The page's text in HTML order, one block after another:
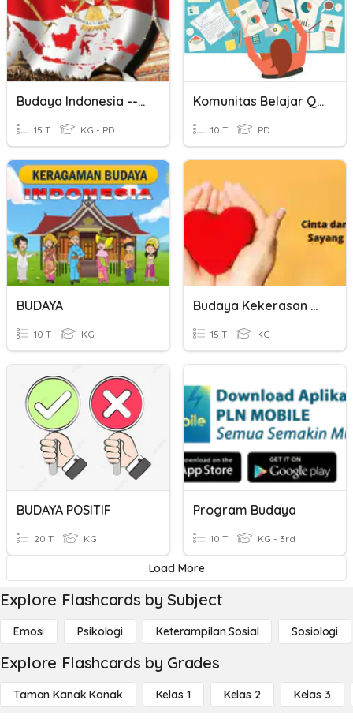
Budaya Indonesia --- Indonesian Culture
15 T KG - PD
Komunitas Belajar Quiz
10 T PD
BUDAYA
10 T KG
Budaya Kekerasan VS Budaya Kasih
15 T KG
BUDAYA POSITIF
20 T KG
Program Budaya
10 T KG - 3rd
Load More
Explore Flashcards by Subject
Emosi Psikologi Keterampilan Sosial Sosiologi
Explore Flashcards by Grades
Taman Kanak Kanak Kelas 1 Kelas 2 Kelas 3